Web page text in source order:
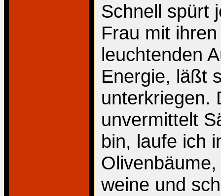
Schnell spürt
Frau mit
leuchtenden
Energie, läßt
unterkriegen.
unvermittelt
bin, laufe ich
weine und